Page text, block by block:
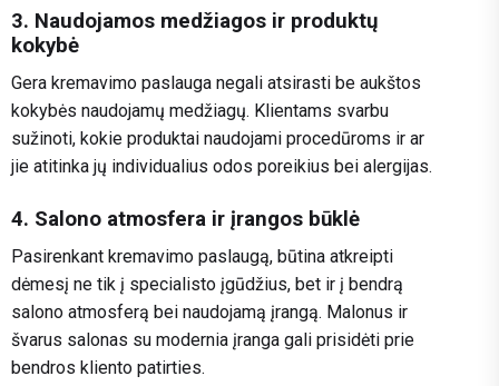
3. Naudojamos medžiagos ir produktų
kokybė
Gera kremavimo paslauga negali atsirasti be aukštos
kokybės naudojamų medžiagų. Klientams svarbu
sužinoti, kokie produktai naudojami procedūroms ir ar
jie atitinka jų individualius odos poreikius bei alergijas.
4. Salono atmosfera ir įrangos būklė
Pasirenkant kremavimo paslaugą, būtina atkreipti
dėmesį ne tik į specialisto įgūdžius, bet ir į bendrą
salono atmosferą bei naudojamą įrangą. Malonus ir
švarus salonas su modernia įranga gali prisidėti prie
bendros kliento patirties.